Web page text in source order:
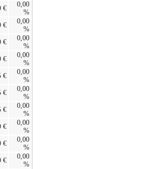
€
0,00
%
€
0,00
%
€
0,00
%
€
0,00
%
€
0,00
%
€
0,00
%
€
0,00
%
€
0,00
%
€
0,00
%
€
0,00
%